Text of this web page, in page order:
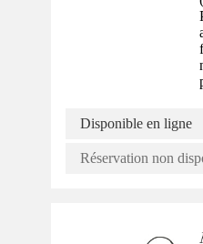
Disponible en ligne
Réservation non